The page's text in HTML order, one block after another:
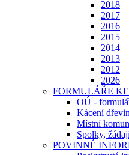
2018
2017
2016
2015
2014
2013
2012
2026
FORMULÁŘE
OÚ -
Kácení dřevin
Místní
Spolky,
POVINNÉ